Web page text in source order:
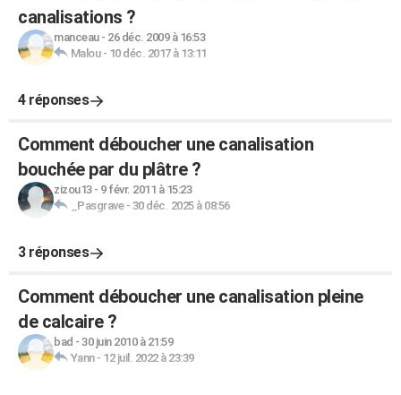
canalisations ?
manceau- 26 déc. 2009 à 16:53
Malou- 10 déc. 2017 à 13:11
4 réponses
Comment déboucher une canalisation
bouchée par du plâtre ?
zizou13- 9 févr. 2011 à 15:23
_Pasgrave- 30 déc. 2025 à 08:56
3 réponses
Comment déboucher une canalisation pleine
de calcaire ?
bad - 30 juin 2010 à 21:59
Yann- 12 juil. 2022 à 23:39